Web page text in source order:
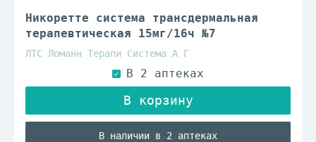
Никоретте система трансдермальная
терапевтическая 15мг/16ч №7
ЛТС Ломанн Терапи Система А Г
В наличии в 2 аптеках